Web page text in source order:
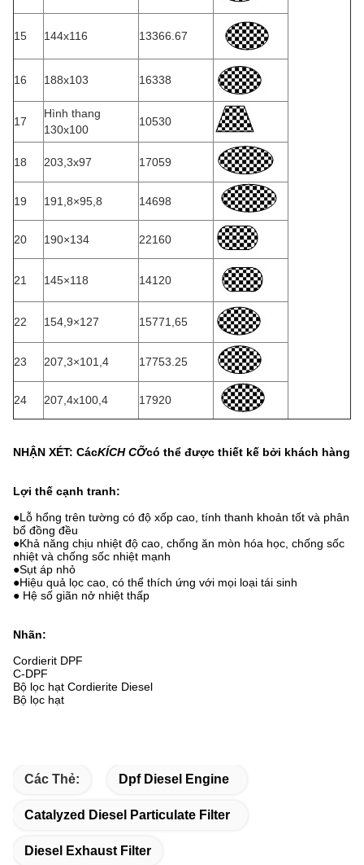
15 144x116 13366.67
16 188x103 16338
17
Hình thang
130x100
10530
18 203,3x97 17059
19 191,8×95,8 14698
20 190×134 22160
21 145×118 14120
22 154,9×127 15771,65
23 207,3×101,4 17753.25
24 207,4x100,4 17920
NHẬN XÉT: CácKÍCH CỠcó thể được thiết kế bởi khách hàng
Lợi thế cạnh tranh:
●Lỗ hổng trên tường có độ xốp cao, tính thanh khoản tốt và phân
bổ đồng đều
●Khả năng chịu nhiệt độ cao, chống ăn mòn hóa học, chống sốc
nhiệt và chống sốc nhiệt mạnh
●Sụt áp nhỏ
●Hiệu quả lọc cao, có thể thích ứng với mọi loại tái sinh
● Hệ số giãn nở nhiệt thấp
Nhãn:
Cordierit DPF
C-DPF
Bộ lọc hạt Cordierite Diesel
Bộ lọc hạt
Các Thẻ: Dpf Diesel Engine
Catalyzed Diesel Particulate Filter
Diesel Exhaust Filter